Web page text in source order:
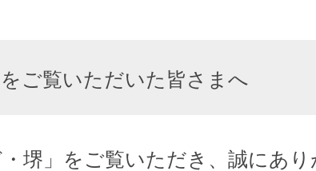
をご覧いただいた皆さまへ
堺」をご覧いただき、誠にあり